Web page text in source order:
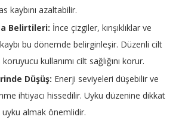
kaybını azaltabilir.
Belirtileri: İnce çizgiler, kırışıklıklar ve
bu dönemde belirginleşir. Düzenli cilt
kullanımı cilt sağlığını korur.
Düşüş: Enerji seviyeleri düşebilir ve
ihtiyacı hissedilir. Uyku düzenine dikkat
almak önemlidir.